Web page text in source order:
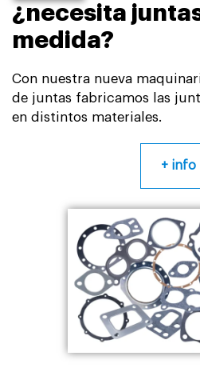
¿necesita
medida?
Con nuestra nueva
de juntas fabricamos las
en distintos materiales.
+ info